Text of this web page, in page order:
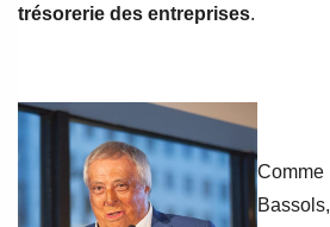
trésorerie des entreprises.
Comme